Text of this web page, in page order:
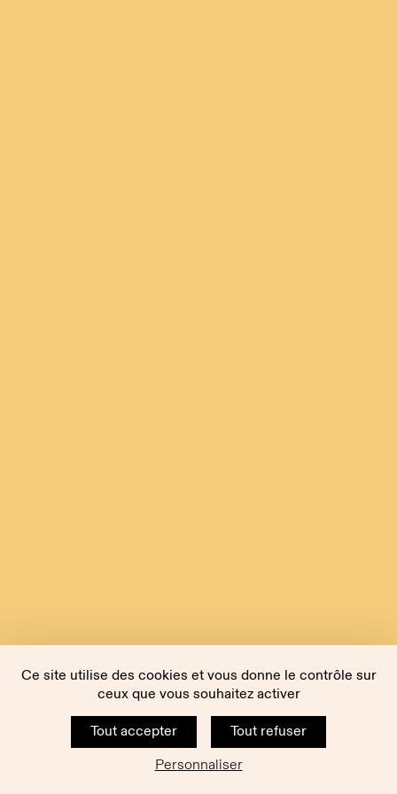
Ce site utilise des cookies et vous donne le contrôle sur
ceux que vous souhaitez activer
Tout accepter
Tout refuser
Personnaliser